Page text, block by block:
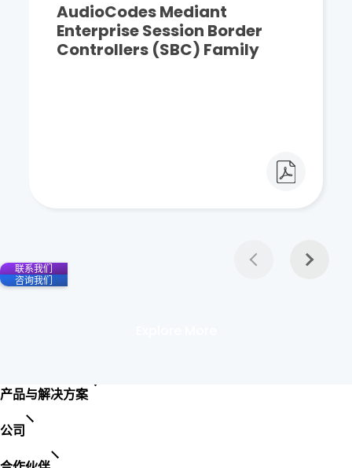
AudioCodes Mediant
Enterprise Session Border
Controllers (SBC) Family
产品与解决方案
公司
联系我们
咨询我们